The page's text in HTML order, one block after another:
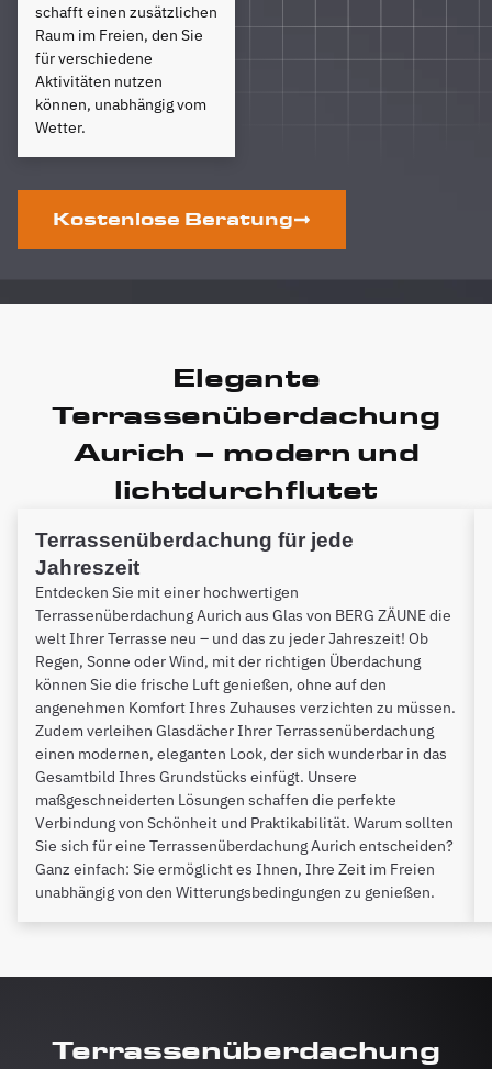
schafft einen zusätzlichen
Raum im Freien, den Sie
für verschiedene
Aktivitäten nutzen
können, unabhängig vom
Wetter.
Kostenlose Beratung
Elegante
Terrassenüberdachung
Aurich – modern und
lichtdurchflutet
Terrassenüberdachung für jede
Jahreszeit
Entdecken Sie mit einer hochwertigen
Terrassenüberdachung Aurich aus Glas von BERG ZÄUNE die
welt Ihrer Terrasse neu – und das zu jeder Jahreszeit! Ob
Regen, Sonne oder Wind, mit der richtigen Überdachung
können Sie die frische Luft genießen, ohne auf den
angenehmen Komfort Ihres Zuhauses verzichten zu müssen.
Zudem verleihen Glasdächer Ihrer Terrassenüberdachung
einen modernen, eleganten Look, der sich wunderbar in das
Gesamtbild Ihres Grundstücks einfügt. Unsere
maßgeschneiderten Lösungen schaffen die perfekte
Verbindung von Schönheit und Praktikabilität. Warum sollten
Sie sich für eine Terrassenüberdachung Aurich entscheiden?
Ganz einfach: Sie ermöglicht es Ihnen, Ihre Zeit im Freien
unabhängig von den Witterungsbedingungen zu genießen.
Terrassenüberdachung